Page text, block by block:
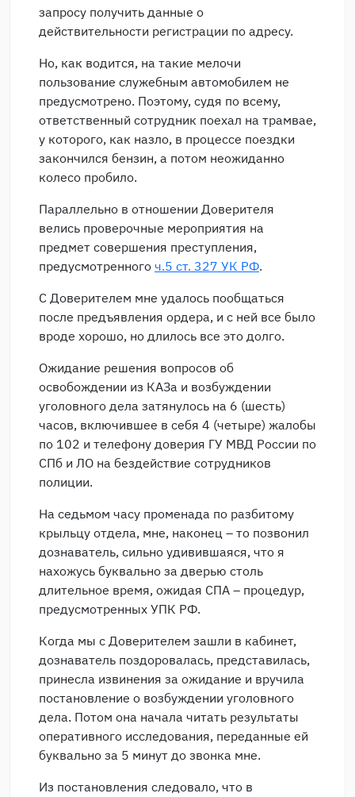
запросу получить данные о
действительности регистрации по адресу.
Но, как водится, на такие мелочи
пользование служебным автомобилем не
предусмотрено. Поэтому, судя по всему,
ответственный сотрудник поехал на трамвае,
у которого, как назло, в процессе поездки
закончился бензин, а потом неожиданно
колесо пробило.
Параллельно в отношении Доверителя
велись проверочные мероприятия на
предмет совершения преступления,
предусмотренного ч.5 ст. 327 УК РФ.
С Доверителем мне удалось пообщаться
после предъявления ордера, и с ней все было
вроде хорошо, но длилось все это долго.
Ожидание решения вопросов об
освобождении из КАЗа и возбуждении
уголовного дела затянулось на 6 (шесть)
часов, включившее в себя 4 (четыре) жалобы
по 102 и телефону доверия ГУ МВД России по
СПб и ЛО на бездействие сотрудников
полиции.
На седьмом часу променада по разбитому
крыльцу отдела, мне, наконец – то позвонил
дознаватель, сильно удивившаяся, что я
нахожусь буквально за дверью столь
длительное время, ожидая СПА – процедур,
предусмотренных УПК РФ.
Когда мы с Доверителем зашли в кабинет,
дознаватель поздоровалась, представилась,
принесла извинения за ожидание и вручила
постановление о возбуждении уголовного
дела. Потом она начала читать результаты
оперативного исследования, переданные ей
буквально за 5 минут до звонка мне.
Из постановления следовало, что в